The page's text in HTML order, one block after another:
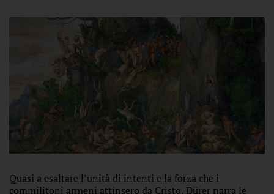
Quasi a esaltare l’unità di intenti e la forza che i
commilitoni armeni attinsero da Cristo, Dürer narra le